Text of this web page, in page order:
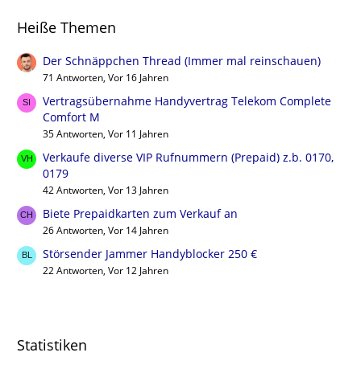
Heiße Themen
Der Schnäppchen Thread (Immer mal reinschauen)
71 Antworten, Vor 16 Jahren
Vertragsübernahme Handyvertrag Telekom Complete
Comfort M
35 Antworten, Vor 11 Jahren
Verkaufe diverse VIP Rufnummern (Prepaid) z.b. 0170,
0179
42 Antworten, Vor 13 Jahren
Biete Prepaidkarten zum Verkauf an
26 Antworten, Vor 14 Jahren
Störsender Jammer Handyblocker 250 €
22 Antworten, Vor 12 Jahren
Statistiken